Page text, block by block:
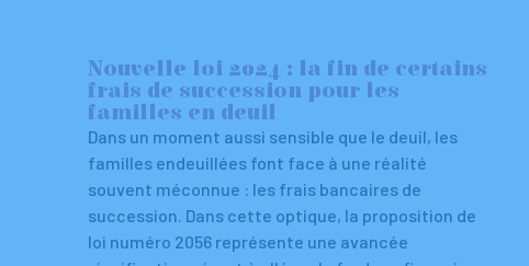
Nouvelle loi 2024 : la fin de certains
frais de succession pour les
familles en deuil
Dans un moment aussi sensible que le deuil, les
familles endeuillées font face à une réalité
souvent méconnue : les frais bancaires de
succession. Dans cette optique, la proposition de
loi numéro 2056 représente une avancée